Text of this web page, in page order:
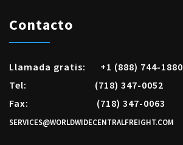
Contacto
Llamada gratis: +1 (888) 744-1880
Tel: (718) 347-0052
Fax: (718) 347-0063
SERVICES@WORLDWIDECENTRALFREIGHT.COM